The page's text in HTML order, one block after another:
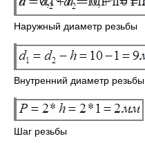
Наружный диаметр резьбы
Внутренний диаметр резьбы
Шаг резьбы